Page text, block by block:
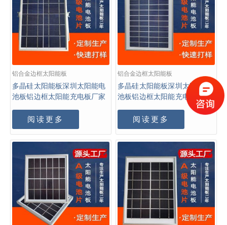
铝合金边框太阳能板
多晶硅太阳能板深圳太阳能电
池板铝边框太阳能充电板厂家
阅读更多
铝合金边框太阳能板
多晶硅太阳能板深圳太阳能电
池板铝边框太阳能充电板工厂
阅读更多